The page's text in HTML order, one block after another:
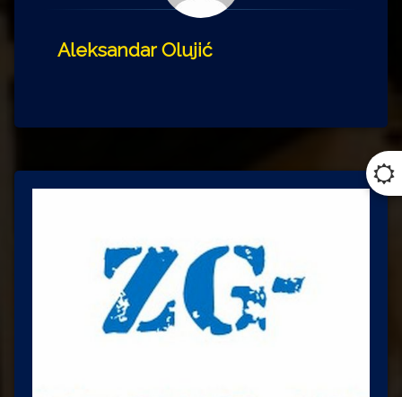
Aleksandar Olujić